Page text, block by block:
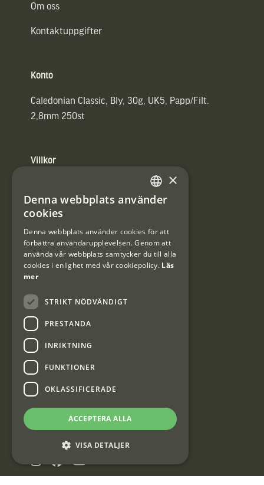
Om oss
Kontaktuppgifter
Konto
Caledonian Classic, Bly, 30g, UK5, Papp/Filt.
2,8mm 250st
Villkor
Användarvillkor
#Interjaktfamily
Kundklubb
Information om kundklubben.
Interjakt SE
Interjakt Sweden AB, Årjäng
SWEDISH
×
Denna webbplats använder
cookies
Denna webbplats använder cookies för att
förbättra användarupplevelsen. Genom att
använda vår webbplats samtycker du till alla
cookies i enlighet med vår cookiepolicy. Läs
mer
STRIKT NÖDVÄNDIGT
PRESTANDA
INRIKTNING
FUNKTIONER
OKLASSIFICERADE
ACCEPTERA ALLA
VISA DETALJER